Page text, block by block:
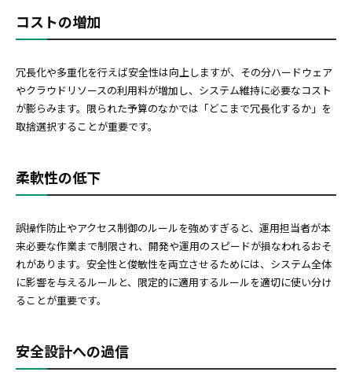
コストの増加
冗長化や多重化を行えば安全性は向上しますが、その分ハードウェア
やクラウドリソースの利用料が増加し、システム維持に必要なコスト
が膨らみます。限られた予算のなかでは「どこまで冗長化するか」を
取捨選択することが重要です。
柔軟性の低下
誤操作防止やアクセス制御のルールを強めすぎると、運用担当者が本
来必要な作業まで制限され、開発や運用のスピードが損なわれるおそ
れがあります。安全性と俊敏性を両立させるためには、システム全体
に影響を与えるルールと、限定的に適用するルールを適切に使い分け
ることが重要です。
安全設計への過信